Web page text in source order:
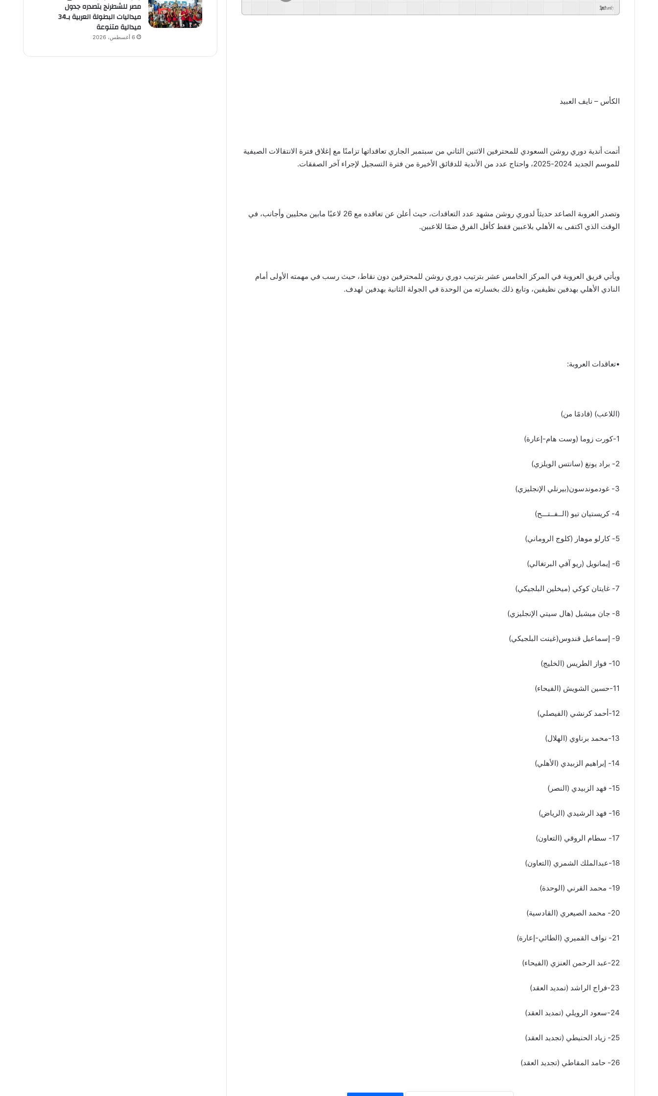
Powered By
الكأس – نايف العبيد
أتمت أندية دوري روشن السعودي للمحترفين الاثنين الثاني من سبتمبر الجاري تعاقداتها تزامنًا مع إغلاق فترة الانتقالات الصيفية
للموسم الجديد 2024-2025، واحتاج عدد من الأندية للدقائق الأخيرة من فترة التسجيل لإجراء آخر الصفقات.
وتصدر العروبة الصاعد حديثاً لدوري روشن مشهد عدد التعاقدات، حيث أعلن عن تعاقده مع 26 لاعبًا مابين محليين وأجانب، في
الوقت الذي اكتفى به الأهلي بلاعبين فقط كأقل الفرق ضمًا للاعبين.
ويأتي فريق العروبة في المركز الخامس عشر بترتيب دوري روشن للمحترفين دون نقاط، حيث رسب في مهمته الأولى أمام
النادي الأهلي بهدفين نظيفين، وتابع ذلك بخسارته من الوحدة في الجولة الثانية بهدفين لهدف.
•تعاقدات العروبة:
(اللاعب) (قادمًا من)
1-كورت زوما (وست هام-إعارة)
2- براد يونغ (سانتس الويلزي)
3- غودموندسون(بيرنلي الإنجليزي)
4- كريستيان تيو (الــفــتـــح)
5- كارلو موهار (كلوج الروماني)
6- إيمانويل (ريو آفي البرتغالي)
7- غايتان كوكي (ميخلين البلجيكي)
8- جان ميشيل (هال سيتي الإنجليزي)
9- إسماعيل قندوس(غينت البلجيكي)
10- فواز الطريس (الخليج)
11-حسين الشويش (الفيحاء)
12-أحمد كرنشي (الفيصلي)
13-محمد برناوي (الهلال)
14- إبراهيم الزبيدي (الأهلي)
15- فهد الزبيدي (النصر)
16- فهد الرشيدي (الرياض)
17- سطام الروقي (التعاون)
18-عبدالملك الشمري (التعاون)
19- محمد القرني (الوحدة)
20- محمد الصيعري (القادسية)
21- نواف القميري (الطائي-إعارة)
22-عبد الرحمن العنزي (الفيحاء)
23-فراج الراشد (تمديد العقد)
24-سعود الرويلي (تمديد العقد)
25- زياد الحنيطي (تجديد العقد)
26- حامد المقاطي (تجديد العقد)
مصر للشطرنج بتصدره جدول
ميداليات البطولة العربية بـ34
ميدالية متنوعة
6 أغسطس، 2026